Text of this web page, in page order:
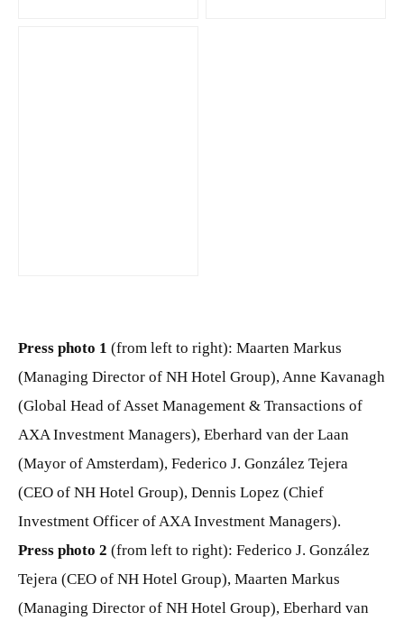
Press photo 1 (from left to right): Maarten Markus
(Managing Director of NH Hotel Group), Anne Kavanagh
(Global Head of Asset Management & Transactions of
AXA Investment Managers), Eberhard van der Laan
(Mayor of Amsterdam), Federico J. González Tejera
(CEO of NH Hotel Group), Dennis Lopez (Chief
Investment Officer of AXA Investment Managers).
Press photo 2 (from left to right): Federico J. González
Tejera (CEO of NH Hotel Group), Maarten Markus
(Managing Director of NH Hotel Group), Eberhard van